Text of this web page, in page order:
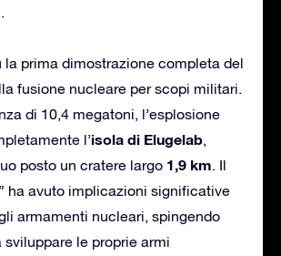
la prima dimostrazione completa del
fusione nucleare per scopi militari.
di 10,4 megatoni, l’esplosione
l’isola di Elugelab,
posto un cratere largo 1,9 km. Il
ha avuto implicazioni significative
armamenti nucleari, spingendo
sviluppare le proprie armi